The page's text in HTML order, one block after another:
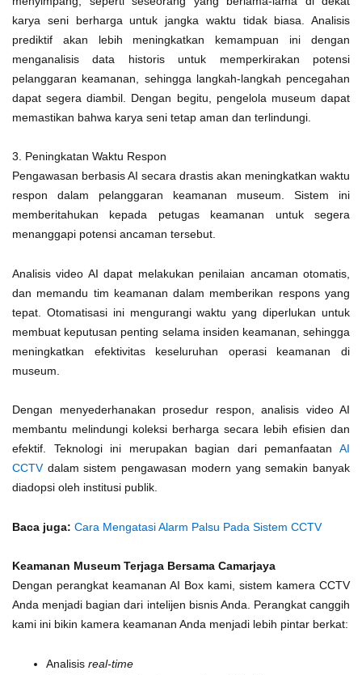
karya seni berharga untuk jangka waktu tidak biasa. Analisis
prediktif akan lebih meningkatkan kemampuan ini dengan
menganalisis data historis untuk memperkirakan potensi
pelanggaran keamanan, sehingga langkah-langkah pencegahan
dapat segera diambil. Dengan begitu, pengelola museum dapat
memastikan bahwa karya seni tetap aman dan terlindungi.
3. Peningkatan Waktu Respon
Pengawasan berbasis AI secara drastis akan meningkatkan waktu
respon dalam pelanggaran keamanan museum. Sistem ini
memberitahukan kepada petugas keamanan untuk segera
menanggapi potensi ancaman tersebut.
Analisis video AI dapat melakukan penilaian ancaman otomatis,
dan memandu tim keamanan dalam memberikan respons yang
tepat. Otomatisasi ini mengurangi waktu yang diperlukan untuk
membuat keputusan penting selama insiden keamanan, sehingga
meningkatkan efektivitas keseluruhan operasi keamanan di
museum.
Dengan menyederhanakan prosedur respon, analisis video AI
membantu melindungi koleksi berharga secara lebih efisien dan
efektif. Teknologi ini merupakan bagian dari pemanfaatan AI
CCTVdalam sistem pengawasan modern yang semakin banyak
diadopsi oleh institusi publik.
Baca juga: Cara Mengatasi Alarm Palsu Pada Sistem CCTV
Keamanan Museum Terjaga Bersama Camarjaya
Dengan perangkat keamanan AI Box kami, sistem kamera CCTV
Anda menjadi bagian dari intelijen bisnis Anda. Perangkat canggih
kami ini bikin kamera keamanan Anda menjadi lebih pintar berkat:
Analisis real-time